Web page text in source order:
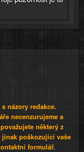
názory redakce.
necenzurujeme a
některý z
poškozující vaše
formulář.